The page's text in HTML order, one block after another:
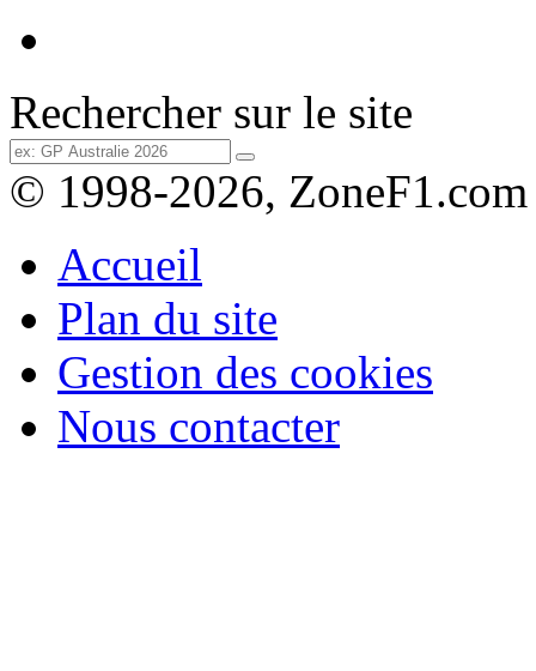
Rechercher sur le site
© 1998-2026, ZoneF1.com
Accueil
Plan du site
Gestion des cookies
Nous contacter